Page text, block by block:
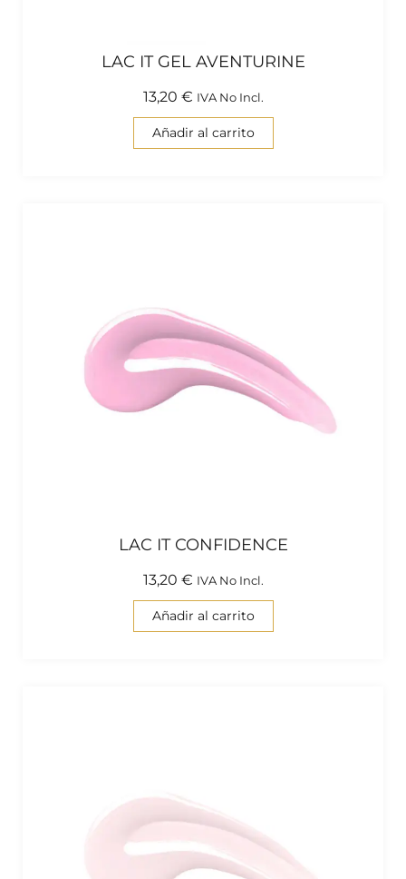
LAC IT GEL AVENTURINE
13,20 € IVA No Incl.
Añadir al carrito
LAC IT CONFIDENCE
13,20 € IVA No Incl.
Añadir al carrito